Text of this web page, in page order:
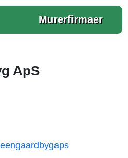
Murerfirmaer
ApS